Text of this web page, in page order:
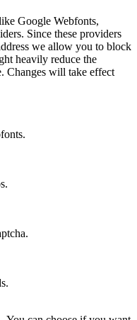
Google Webfonts,
Since these providers
we allow you to block
heavily reduce the
Changes will take effect